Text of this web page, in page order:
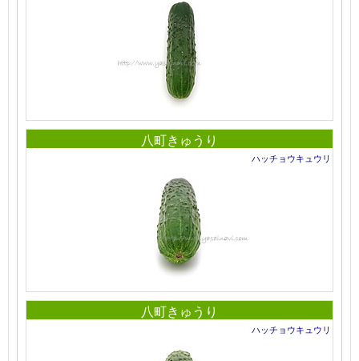
八町きゅうり
ハッチョウキュウリ
八町きゅうり
ハッチョウキュウリ